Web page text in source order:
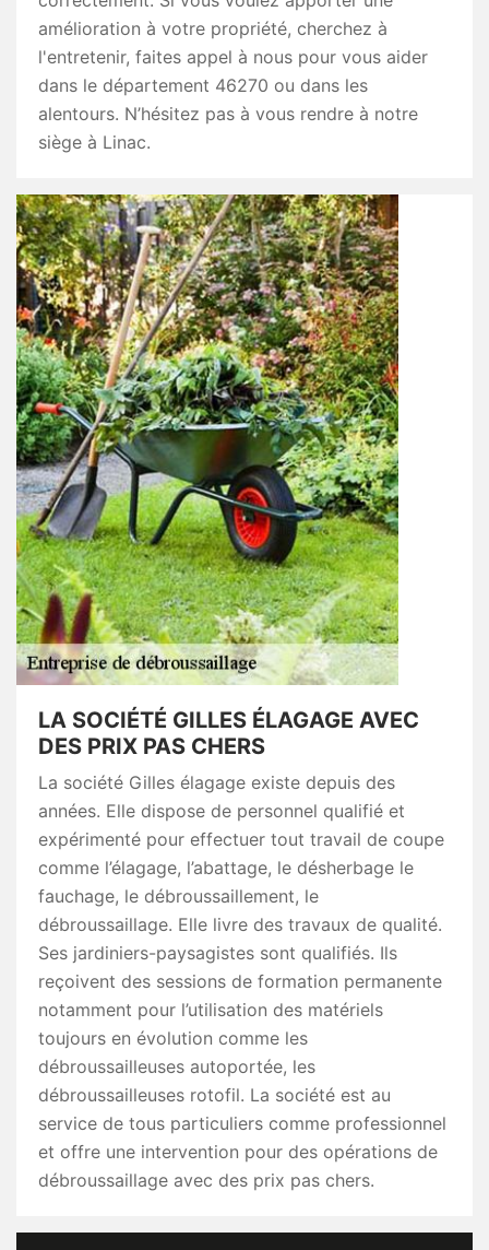
amélioration à votre propriété, cherchez à
l'entretenir, faites appel à nous pour vous aider
dans le département 46270 ou dans les
alentours. N’hésitez pas à vous rendre à notre
siège à Linac.
LA SOCIÉTÉ GILLES ÉLAGAGE AVEC
DES PRIX PAS CHERS
La société Gilles élagage existe depuis des
années. Elle dispose de personnel qualifié et
expérimenté pour effectuer tout travail de coupe
comme l’élagage, l’abattage, le désherbage le
fauchage, le débroussaillement, le
débroussaillage. Elle livre des travaux de qualité.
Ses jardiniers-paysagistes sont qualifiés. Ils
reçoivent des sessions de formation permanente
notamment pour l’utilisation des matériels
toujours en évolution comme les
débroussailleuses autoportée, les
débroussailleuses rotofil. La société est au
service de tous particuliers comme professionnel
et offre une intervention pour des opérations de
débroussaillage avec des prix pas chers.